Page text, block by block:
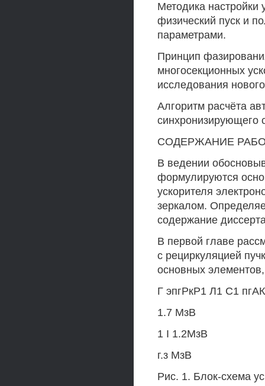
Методика настройки
физический пуск и
параметрами.
Принцип
многосекционных
исследования
Алгоритм расчёта
синхронизирующего
СОДЕРЖАНИЕ
В ведении
формулируются
ускорителя
зеркалом.
содержание
В первой главе
с рециркуляцией
основных
Г эпгРкР1 Л1 С1
1.7 МзВ
1 I 1.2МзВ
г.з МзВ
Рис. 1. Блок-схема